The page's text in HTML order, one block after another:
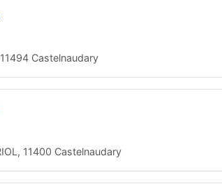
Castelnaudary
11400 Castelnaudary